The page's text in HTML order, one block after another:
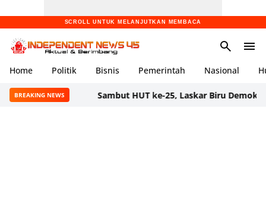
SCROLL UNTUK MELANJUTKAN MEMBACA
Home Politik Bisnis Pemerintah Nasional
BREAKING NEWSSambut HUT ke-25, Laskar Biru Demokrat Banten